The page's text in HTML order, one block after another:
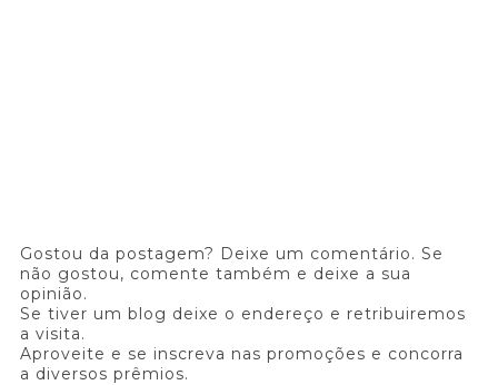
Gostou da postagem? Deixe um comentário. Se
não gostou, comente também e deixe a sua
opinião.
Se tiver um blog deixe o endereço e retribuiremos
a visita.
Aproveite e se inscreva nas promoções e concorra
a diversos prêmios.